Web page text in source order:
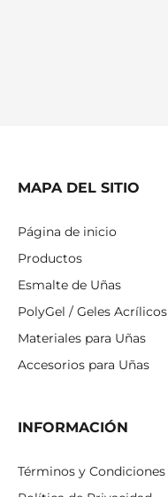
MAPA DEL SITIO
Página de inicio
Productos
Esmalte de Uñas
PolyGel / Geles Acrílicos
Materiales para Uñas
Accesorios para Uñas
INFORMACIÓN
Términos y Condiciones